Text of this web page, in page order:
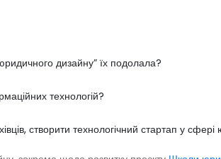
дизайну” їх подолала?
технологій?
створити технологічний стартап у сфері